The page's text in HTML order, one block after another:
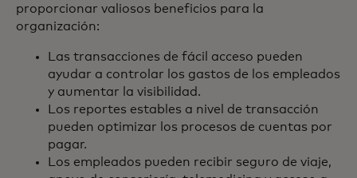
proporcionar valiosos beneficios para la
organización:
Las transacciones de fácil acceso pueden
ayudar a controlar los gastos de los empleados
y aumentar la visibilidad.
Los reportes estables a nivel de transacción
pueden optimizar los procesos de cuentas por
pagar.
Los empleados pueden recibir seguro de viaje,